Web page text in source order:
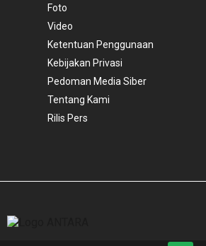
Foto
Video
Ketentuan Penggunaan
Kebijakan Privasi
Pedoman Media Siber
Tentang Kami
Rilis Pers